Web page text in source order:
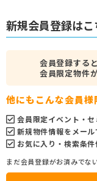
新規会員登録はこ
会員登録すると
会員限定物件
他にもこんな会員様
会員限定イベント・
新規物件情報をメー
お気に入り・検索条
まだ会員登録がお済みでな